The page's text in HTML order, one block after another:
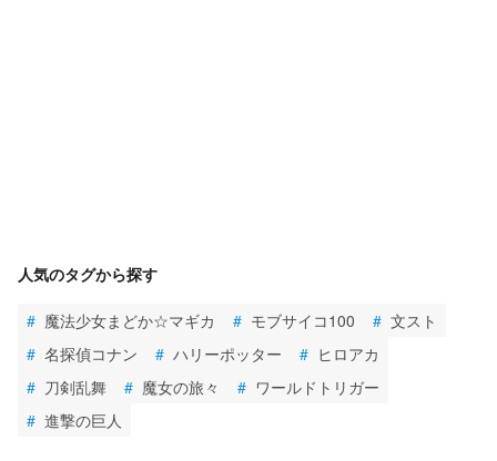
人気のタグから探す
# 魔法少女まどか☆マギカ # モブサイコ100 # 文スト
# 名探偵コナン # ハリーポッター # ヒロアカ
# 刀剣乱舞 # 魔女の旅々 # ワールドトリガー
# 進撃の巨人